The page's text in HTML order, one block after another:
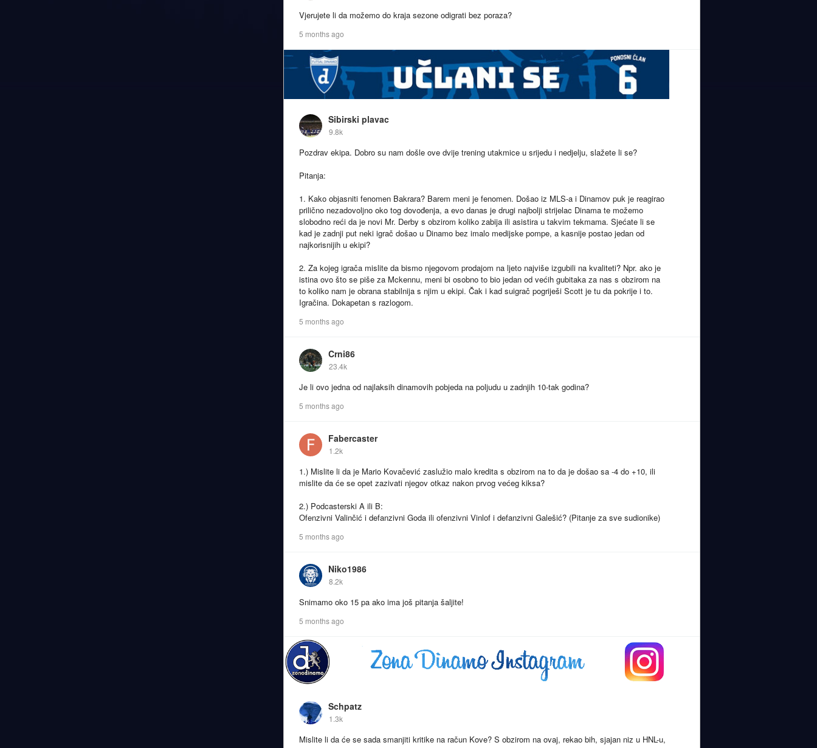
Vjerujete li da možemo do kraja sezone odigrati bez poraza?
5 months ago
Sibirski plavac
9.8k
Pozdrav ekipa. Dobro su nam došle ove dvije trening utakmice u srijedu i nedjelju, slažete li se?
Pitanja:
1. Kako objasniti fenomen Bakrara? Barem meni je fenomen. Došao iz MLS-a i Dinamov puk je reagirao
prilično nezadovoljno oko tog dovođenja, a evo danas je drugi najbolji strijelac Dinama te možemo
slobodno reći da je novi Mr. Derby s obzirom koliko zabija ili asistira u takvim tekmama. Sjećate li se
kad je zadnji put neki igrač došao u Dinamo bez imalo medijske pompe, a kasnije postao jedan od
najkorisnijih u ekipi?
2. Za kojeg igrača mislite da bismo njegovom prodajom na ljeto najviše izgubili na kvaliteti? Npr. ako je
istina ovo što se piše za Mckennu, meni bi osobno to bio jedan od većih gubitaka za nas s obzirom na
to koliko nam je obrana stabilnija s njim u ekipi. Čak i kad suigrač pogriješi Scott je tu da pokrije i to.
Igračina. Dokapetan s razlogom.
5 months ago
Crni86
23.4k
Je li ovo jedna od najlaksih dinamovih pobjeda na poljudu u zadnjih 10-tak godina?
5 months ago
Fabercaster
1.2k
1.) Mislite li da je Mario Kovačević zaslužio malo kredita s obzirom na to da je došao sa -4 do +10, ili
mislite da će se opet zazivati njegov otkaz nakon prvog većeg kiksa?
2.) Podcasterski A ili B:
Ofenzivni Valinčić i defanzivni Goda ili ofenzivni Vinlof i defanzivni Galešić? (Pitanje za sve sudionike)
5 months ago
Niko1986
8.2k
Snimamo oko 15 pa ako ima još pitanja šaljite!
5 months ago
Schpatz
1.3k
Mislite li da će se sada smanjiti kritike na račun Kove? S obzirom na ovaj, rekao bih, sjajan niz u HNL-u,